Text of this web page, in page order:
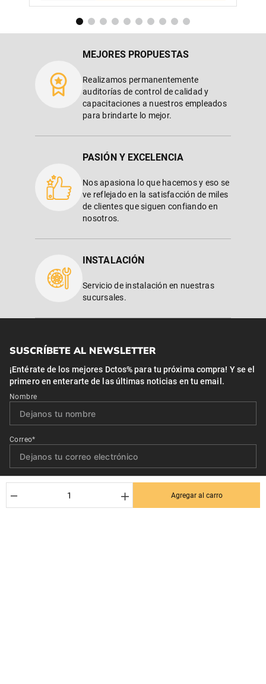
＋
－ Agregar al carro
MEJORES PROPUESTAS
Realizamos permanentemente
auditorías de control de calidad y
capacitaciones a nuestros empleados
para brindarte lo mejor.
PASIÓN Y EXCELENCIA
Nos apasiona lo que hacemos y eso se
ve reflejado en la satisfacción de miles
de clientes que siguen confiando en
nosotros.
INSTALACIÓN
Servicio de instalación en nuestras
sucursales.
SUSCRÍBETE AL NEWSLETTER
¡Entérate de los mejores Dctos% para tu próxima compra! Y se el
primero en enterarte de las últimas noticias en tu email.
Nombre
Correo*
Quiero recibir el newsletter con promociones.